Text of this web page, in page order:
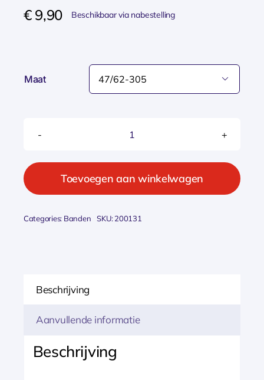
€9,90 Beschikbaar via nabestelling
Maat 
Schwalbe
16X175-
DV
Toevoegen aan winkelwagen
Categories: Banden SKU:200131
Beschrijving
Aanvullende informatie
Beschrijving